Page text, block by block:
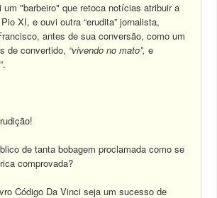
um "barbeiro" que retoca notícias atribuir a
XI, e ouvi outra “erudita” jornalista,
antes de sua conversão, como um
de convertido, “vivendo no mato”, e
”.
de tanta bobagem proclamada como se
comprovada?
Código Da Vinci seja um sucesso de